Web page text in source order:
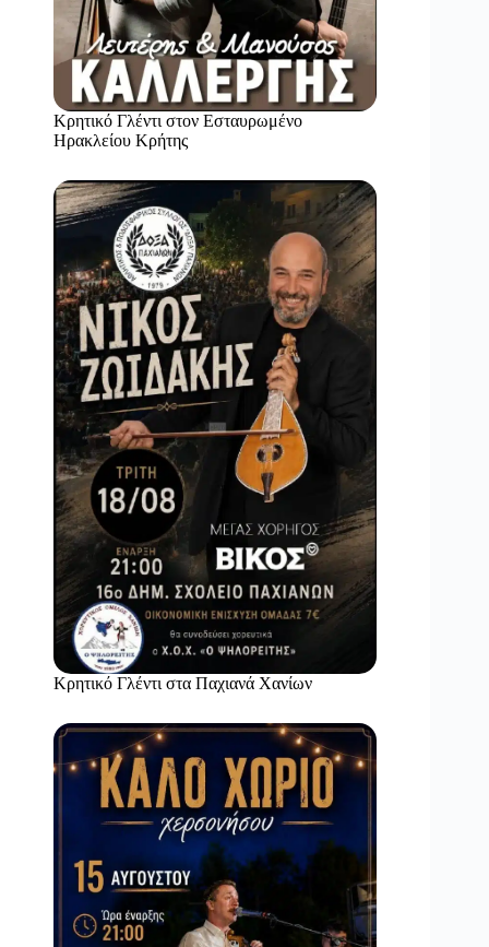
Κρητικό Γλέντι στον Εσταυρωμένο
Ηρακλείου Κρήτης
Κρητικό Γλέντι στα Παχιανά Χανίων